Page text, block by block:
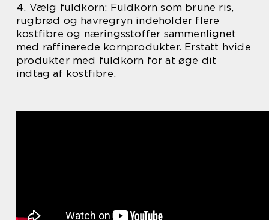
4. Vælg fuldkorn: Fuldkorn som brune ris,
rugbrød og havregryn indeholder flere
kostfibre og næringsstoffer sammenlignet
med raffinerede kornprodukter. Erstatt hvide
produkter med fuldkorn for at øge dit
indtag af kostfibre.